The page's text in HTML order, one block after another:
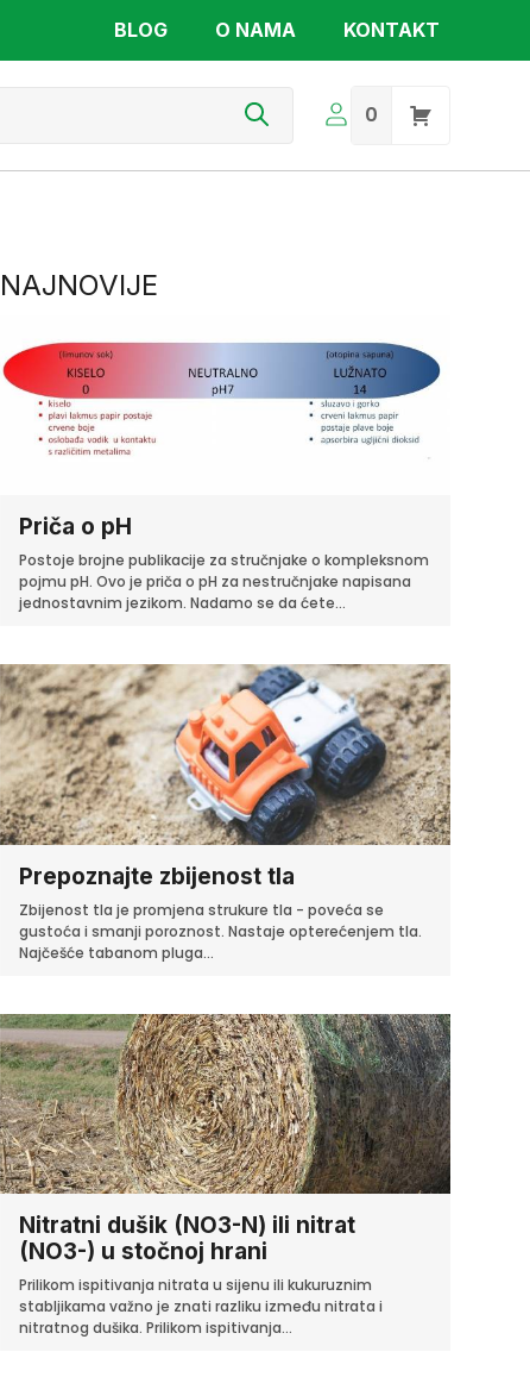
BLOG O NAMA KONTAKT
0
NAJNOVIJE
Priča o pH
Postoje brojne publikacije za stručnjake o kompleksnom
pojmu pH. Ovo je priča o pH za nestručnjake napisana
jednostavnim jezikom. Nadamo se da ćete...
Prepoznajte zbijenost tla
Zbijenost tla je promjena strukure tla - poveća se
gustoća i smanji poroznost. Nastaje opterećenjem tla.
Najčešće tabanom pluga...
Nitratni dušik (NO3-N) ili nitrat
(NO3-) u stočnoj hrani
Prilikom ispitivanja nitrata u sijenu ili kukuruznim
stabljikama važno je znati razliku između nitrata i
nitratnog dušika. Prilikom ispitivanja...